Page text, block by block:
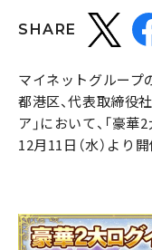
SHARE
マイネットグループ
都港区、代表取締役
ア」において、「豪
12月11日（水）より